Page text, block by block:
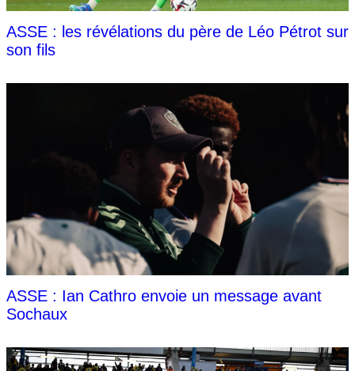
ASSE : les révélations du père de Léo Pétrot sur
son fils
ASSE : Ian Cathro envoie un message avant
Sochaux